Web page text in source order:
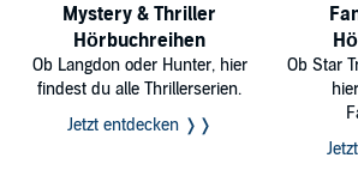
Mystery & Thriller
Hörbuchreihen
Ob Langdon oder Hunter, hier
findest du alle Thrillerserien.
Jetzt entdecken ❭❭
Ob Star